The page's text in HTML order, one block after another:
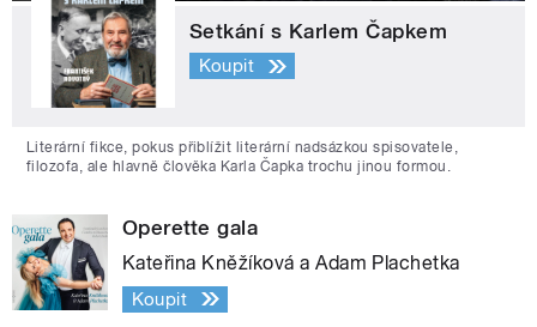
Setkání s Karlem Čapkem
Koupit
Literární fikce, pokus přiblížit literární nadsázkou spisovatele,
filozofa, ale hlavně člověka Karla Čapka trochu jinou formou.
Operette gala
Kateřina Kněžíková a Adam Plachetka
Koupit